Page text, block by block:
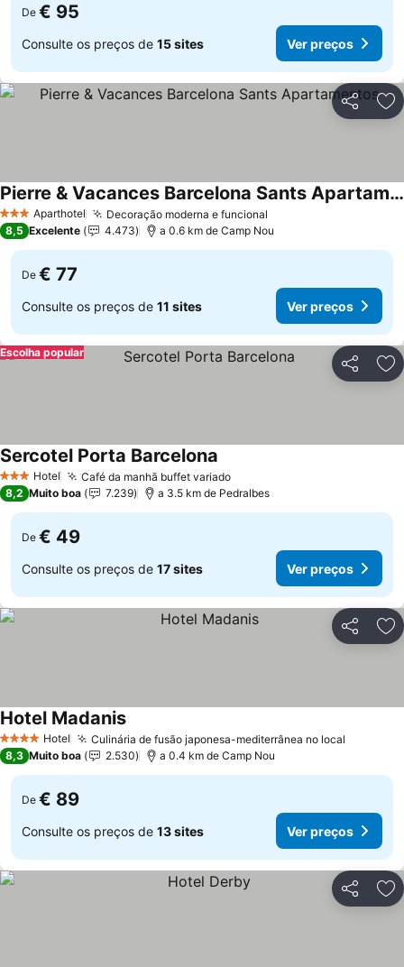
De € 95
Consulte os preços de 15 sites Ver preços
Partilhar
3 EstrelasAparthotel Decoração moderna e funcional
Pierre & Vacances Barcelona Sants Apartamentos
8,5 Excelente 4.473 a 0.6 km de Camp Nou
De € 77
Consulte os preços de 11 sites Ver preços
Partilhar
Escolha popular
3 EstrelasHotel Café da manhã buffet variado
Sercotel Porta Barcelona
8,2 Muito boa 7.239 a 3.5 km de Pedralbes
De € 49
Consulte os preços de 17 sites Ver preços
Partilhar
4 EstrelasHotel Culinária de fusão japonesa-mediterrânea no local
Hotel Madanis
8,3 Muito boa 2.530 a 0.4 km de Camp Nou
De € 89
Consulte os preços de 13 sites Ver preços
Partilhar